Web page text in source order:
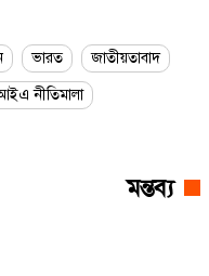
ভারত
জাতীয়তাবাদ
নীতিমালা
মন্তব্য